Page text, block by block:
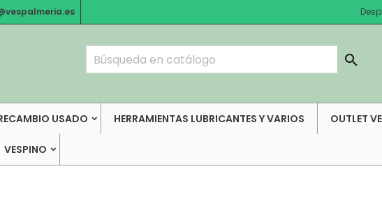

USADO HERRAMIENTAS LUBRICANTES Y VARIOS OUTLET
VESPINO